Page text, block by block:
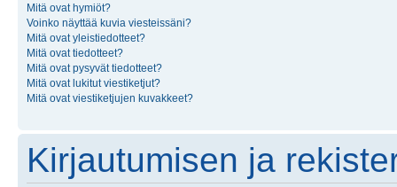
Mitä ovat hymiöt?
Voinko näyttää kuvia viesteissäni?
Mitä ovat yleistiedotteet?
Mitä ovat tiedotteet?
Mitä ovat pysyvät tiedotteet?
Mitä ovat lukitut viestiketjut?
Mitä ovat viestiketjujen kuvakkeet?
Kirjautumisen ja